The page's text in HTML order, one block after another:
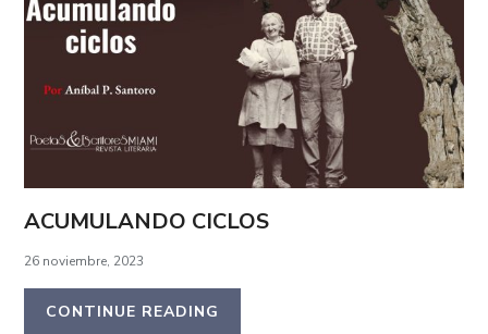
ACUMULANDO CICLOS
26 noviembre, 2023
CONTINUE READING